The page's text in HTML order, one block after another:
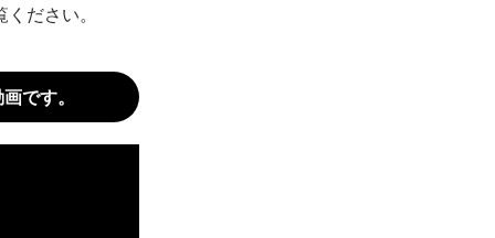
ださい。
です。